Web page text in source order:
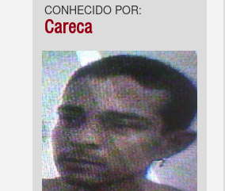
CONHECIDO POR:
Careca